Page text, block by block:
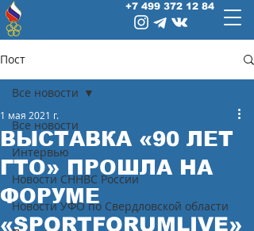
+7 499 372 12 84
Пост
Все новости
Интервью
Новости СННВС России
Новости УФО по Свердловской области
Все новости
ВЫСТАВКА «90 ЛЕТ
ГТО» ПРОШЛА НА
ФОРУМЕ
«SPORTFORUMLIVE»
1 мая 2021 г.